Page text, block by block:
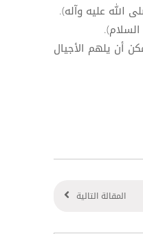
الله عليه وآله).
أن يلهم الأجيال
المقالة التالية